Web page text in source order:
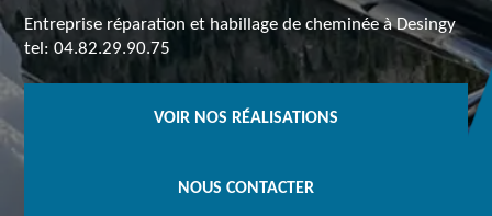
Entreprise réparation et habillage de cheminée à Desingy
tel: 04.82.29.90.75
VOIR NOS RÉALISATIONS
NOUS CONTACTER